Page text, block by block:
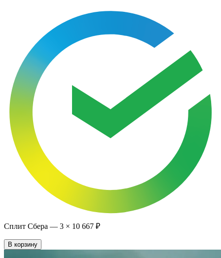
Сплит Сбера — 3 × 10 667 ₽
В корзину